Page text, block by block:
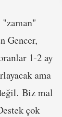
Gencer,
1-2 ay
ama
Biz mal
çok